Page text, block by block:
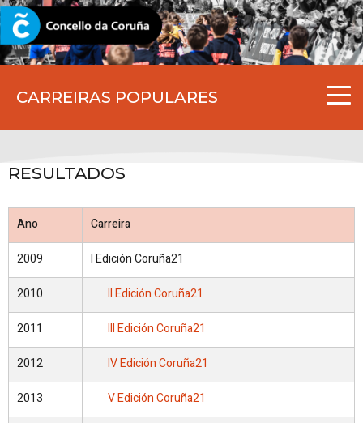
CARREIRAS POPULARES
CORUNA.GAL
RESULTADOS
Ano Carreira
2009 I Edición Coruña21
2010 II Edición Coruña21
2011 III Edición Coruña21
2012 IV Edición Coruña21
2013 V Edición Coruña21